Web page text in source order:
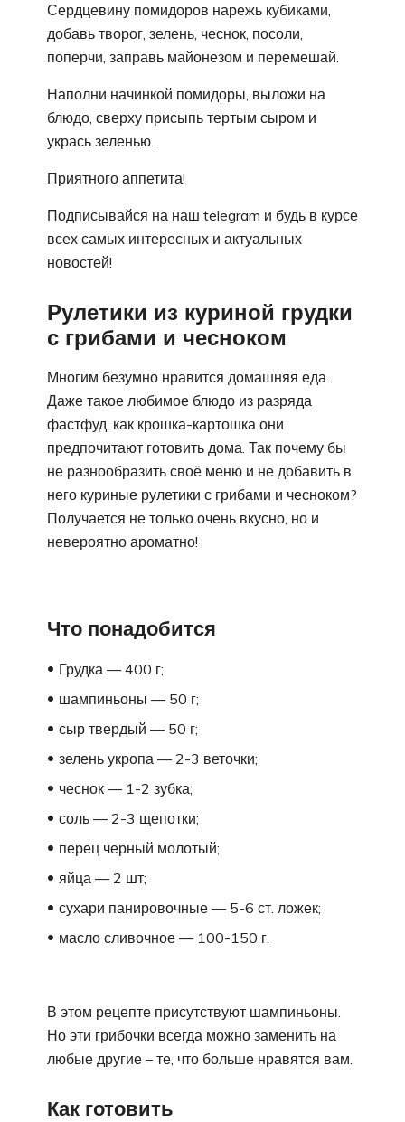
Сердцевину помидоров нарежь кубиками,
добавь творог, зелень, чеснок, посоли,
поперчи, заправь майонезом и перемешай.
Наполни начинкой помидоры, выложи на
блюдо, сверху присыпь тертым сыром и
укрась зеленью.
Приятного аппетита!
Подписывайся на наш telegram и будь в курсе
всех самых интересных и актуальных
новостей!
Рулетики из куриной грудки
с грибами и чесноком
Многим безумно нравится домашняя еда.
Даже такое любимое блюдо из разряда
фастфуд, как крошка-картошка они
предпочитают готовить дома. Так почему бы
не разнообразить своё меню и не добавить в
него куриные рулетики с грибами и чесноком?
Получается не только очень вкусно, но и
невероятно ароматно!
Что понадобится
Грудка — 400 г;
шампиньоны — 50 г;
сыр твердый — 50 г;
зелень укропа — 2-3 веточки;
чеснок — 1-2 зубка;
соль — 2-3 щепотки;
перец черный молотый;
яйца — 2 шт;
сухари панировочные — 5-6 ст. ложек;
масло сливочное — 100-150 г.
В этом рецепте присутствуют шампиньоны.
Но эти грибочки всегда можно заменить на
любые другие – те, что больше нравятся вам.
Как готовить